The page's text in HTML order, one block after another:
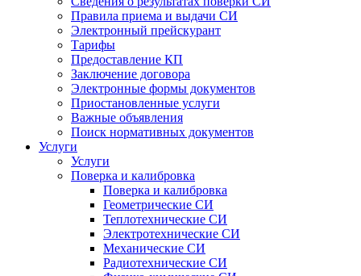
Правила приема и выдачи СИ
Электронный прейскурант
Тарифы
Предоставление КП
Заключение договора
Электронные формы документов
Приостановленные услуги
Важные объявления
Поиск нормативных документов
Услуги
Услуги
Поверка и калибровка
Поверка и калибровка
Геометрические СИ
Теплотехнические СИ
Электротехнические СИ
Механические СИ
Радиотехнические СИ